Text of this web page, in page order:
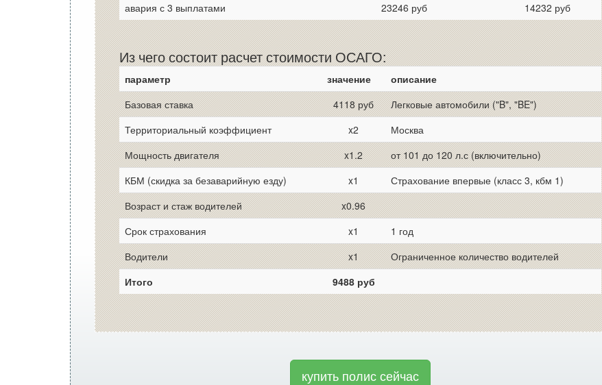
авария с 3 выплатами
23246 руб 14232 руб
Из чего состоит расчет стоимости ОСАГО:
параметр значение
описание
Базовая ставка
4118 руб
Легковые автомобили ("B", "BE")
Территориальный коэффициент
x2
Москва
Мощность двигателя
x1.2
от 101 до 120 л.с (включительно)
КБМ (скидка за безаварийную езду)
x1
Страхование впервые (класс 3, кбм 1)
Возраст и стаж водителей
x0.96
Срок страхования
x1
1 год
Водители
x1
Ограниченное количество водителей
Итого
9488 руб
купить полис сейчас